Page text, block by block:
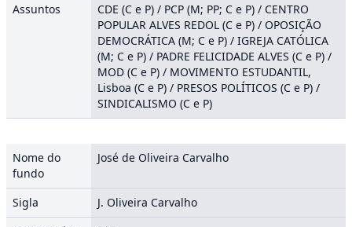
Assuntos
CDE (C e P) / PCP (M; PP; C e P) / CENTRO
POPULAR ALVES REDOL (C e P) / OPOSIÇÃO
DEMOCRÁTICA (M; C e P) / IGREJA CATÓLICA
(M; C e P) / PADRE FELICIDADE ALVES (C e P) /
MOD (C e P) / MOVIMENTO ESTUDANTIL,
Lisboa (C e P) / PRESOS POLÍTICOS (C e P) /
SINDICALISMO (C e P)
Nome do
fundo
José de Oliveira Carvalho
Sigla
J. Oliveira Carvalho